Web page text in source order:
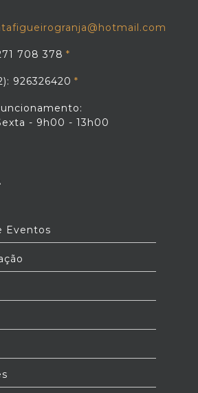
708 378
926326420
- 9h00 - 13h00
Eventos